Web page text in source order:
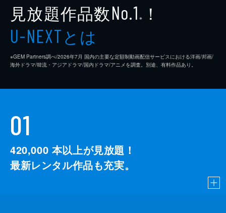
見放題作品数No.1 ※ ！
U-NEXTとは
※GEM Partners調べ/2026年7⽉ 国内の主要な定額制動画配信サービスにおける洋画/邦画/
海外ドラマ/韓流・アジアドラマ/国内ドラマ/アニメを調査。別途、有料作品あり。
01
420,000 本以上が見放題！
最新レンタル作品も充実。